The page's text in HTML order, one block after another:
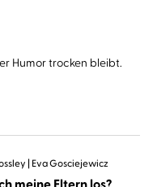
Humor trocken bleibt.
Eva Gosciejewicz